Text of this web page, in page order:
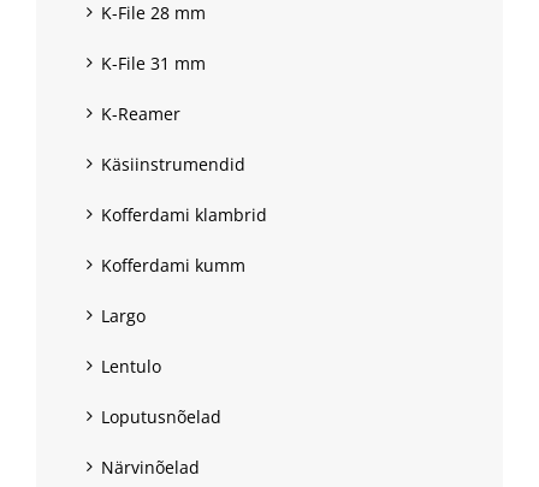
K-File 28 mm
K-File 31 mm
K-Reamer
Käsiinstrumendid
Kofferdami klambrid
Kofferdami kumm
Largo
Lentulo
Loputusnõelad
Närvinõelad